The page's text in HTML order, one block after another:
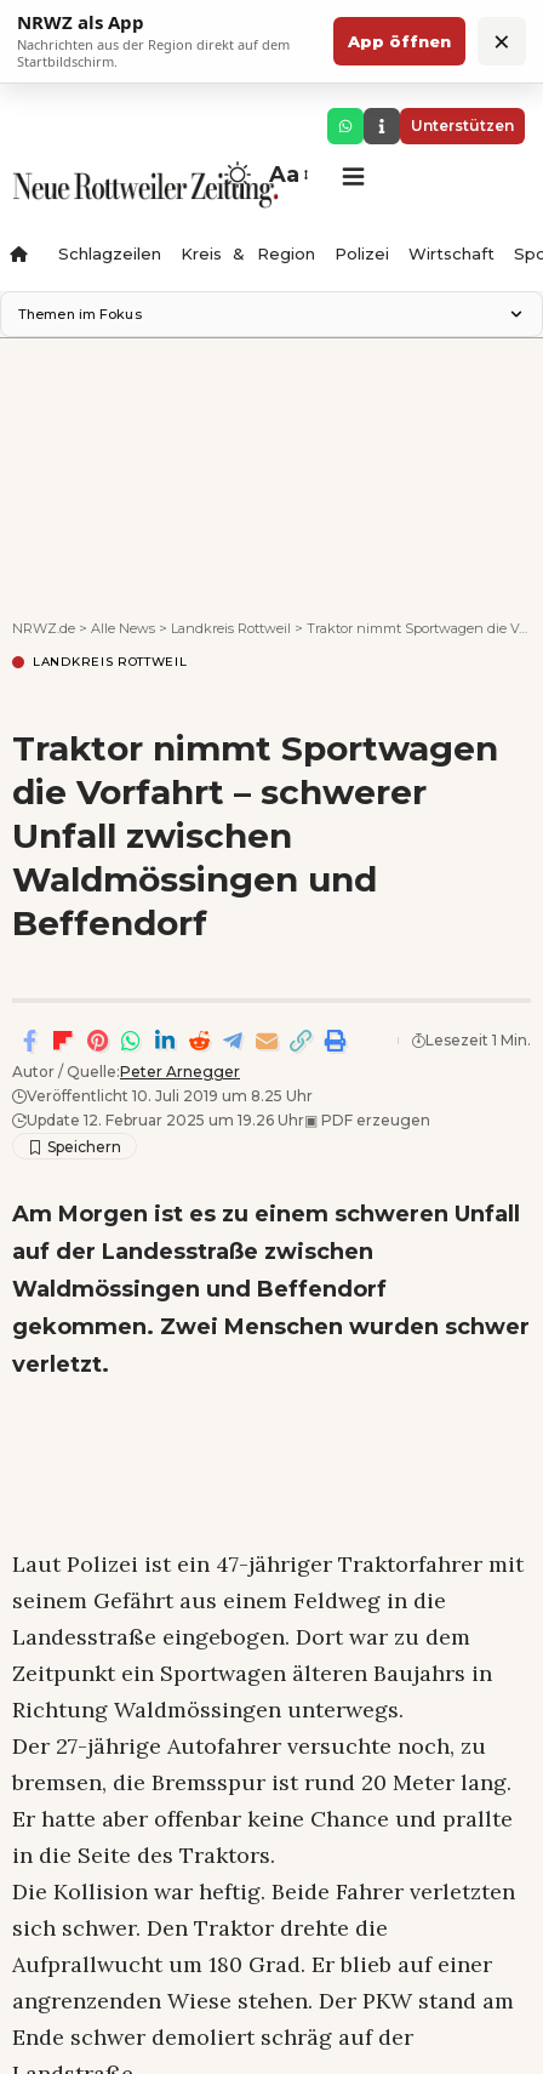
NRWZ als App
Nachrichten aus der Region direkt auf dem
Startbildschirm.
App öffnen ×
Unterstützen
Aa
Schlagzeilen Kreis & Region Polizei Wirtschaft
Themen im Fokus
NRWZ.de > Alle News > Landkreis Rottweil > Traktor nimmt Sportwagen die Vorfahrt – schwerer Unfall zwischen Waldmössingen und Beffendorf
LANDKREIS ROTTWEIL
Traktor nimmt Sportwagen
die Vorfahrt – schwerer
Unfall zwischen
Waldmössingen und
Beffendorf
Autor / Quelle:Peter Arnegger
Veröffentlicht 10. Juli 2019 um 8.25 Uhr
Update 12. Februar 2025 um 19.26 Uhr▣ PDF erzeugen
Lesezeit 1 Min.
Am Morgen ist es zu einem schweren Unfall
auf der Landesstraße zwischen
Waldmössingen und Beffendorf
gekommen. Zwei Menschen wurden schwer
verletzt.
Laut Polizei ist ein 47-jähriger Traktorfahrer mit
seinem Gefährt aus einem Feldweg in die
Landesstraße eingebogen. Dort war zu dem
Zeitpunkt ein Sportwagen älteren Baujahrs in
Richtung Waldmössingen unterwegs.
Der 27-jährige Autofahrer versuchte noch, zu
bremsen, die Bremsspur ist rund 20 Meter lang.
Er hatte aber offenbar keine Chance und prallte
in die Seite des Traktors.
Die Kollision war heftig. Beide Fahrer verletzten
sich schwer. Den Traktor drehte die
Aufprallwucht um 180 Grad. Er blieb auf einer
angrenzenden Wiese stehen. Der PKW stand am
Ende schwer demoliert schräg auf der